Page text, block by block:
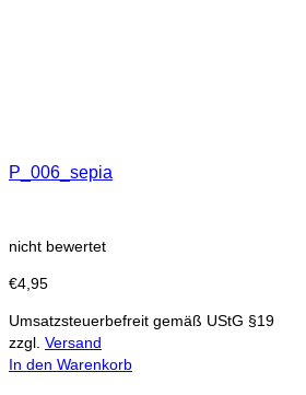
P_006_sepia
nicht bewertet
€4,95
Umsatzsteuerbefreit gemäß UStG §19
zzgl. Versand
In den Warenkorb